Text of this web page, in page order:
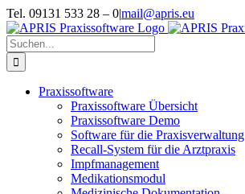
Zum
Inhalt
springen
Tel. 09131 533 28 – 0|mail@apris.eu
Suche
nach:
Praxissoftware
Praxissoftware Übersicht
Praxissoftware Demo
Software für die Praxisverwaltung
Recall-System für die Arztpraxis
Impfmanagement
Medikationsmodul